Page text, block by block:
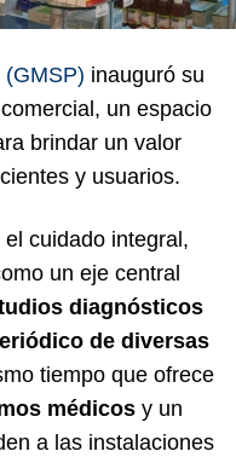
inauguró su
un espacio
brindar un valor
y usuarios.
cuidado integral,
un eje central
diagnósticos
de diversas
tiempo que ofrece
médicos y un
a las instalaciones